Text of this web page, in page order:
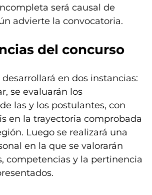
será causal de
advierte la convocatoria.
del concurso
desarrollará en dos instancias:
se evaluarán los
las y los postulantes, con
en la trayectoria comprobada
Luego se realizará una
en la que se valorarán
competencias y la pertinencia